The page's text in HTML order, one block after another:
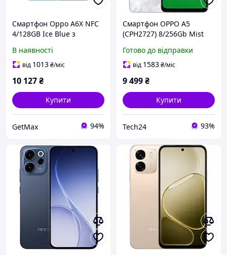
Смартфон Oppo A6X NFC
4/128GB Ice Blue з
6100 мАг, захистом IP64
В наявності
від 1013₴/міс
10 127₴
Купити
GetMax 94%
Смартфон OPPO A5
(CPH2727) 8/256Gb Mist
Готово до відправки
від 1583₴/міс
9 499₴
Купити
Tech24 93%